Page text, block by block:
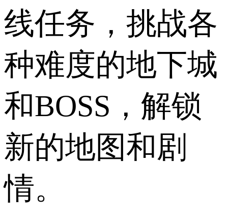
线任务，挑战各
种难度的地下城
和BOSS，解锁
新的地图和剧
情。